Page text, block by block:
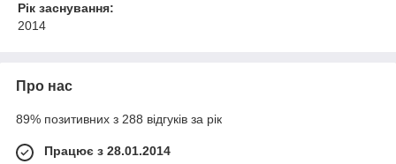
Рік заснування:
2014
Про нас
89% позитивних з 288 відгуків за рік
Працює з 28.01.2014